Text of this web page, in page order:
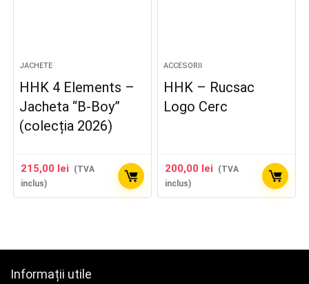
JACHETE
HHK 4 Elements –
Jacheta “B-Boy”
(colecția 2026)
215,00 lei
(TVA
inclus)
ACCESORII
HHK – Rucsac
Logo Cerc
200,00 lei
(TVA
inclus)
Informații utile